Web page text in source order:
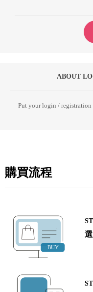
ABOUT
Put your login /
購買流程